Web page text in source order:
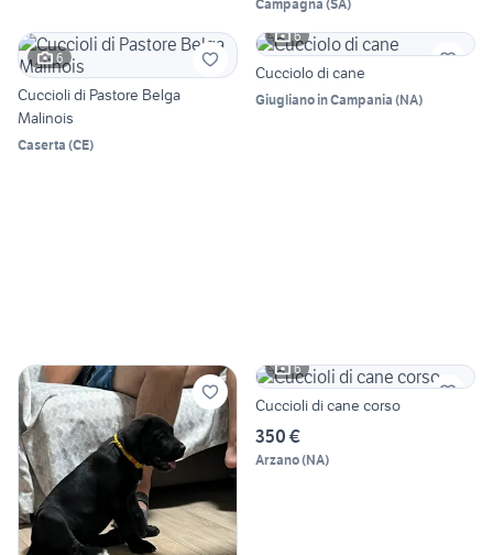
Campagna (SA)
6
Cuccioli di Pastore Belga
Malinois
Caserta (CE)
6
Cucciolo di cane
Giugliano in Campania (NA)
6
Cuccioli di cane corso
350 €
Arzano(NA)